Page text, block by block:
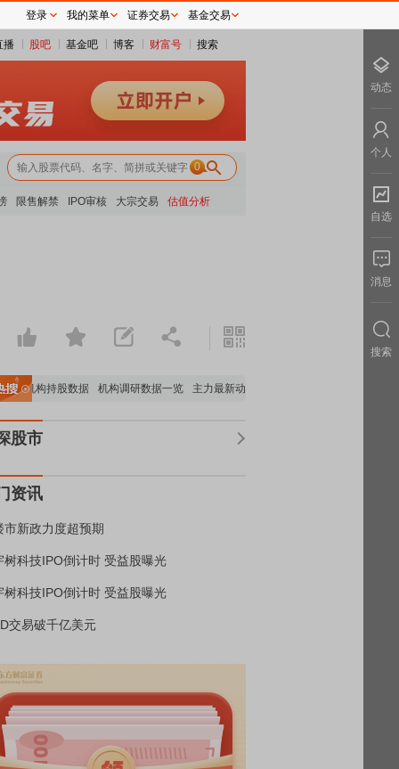
播 股吧 基金吧 博客 财富号 搜索
0
限售解禁 IPO审核 大宗交易 估值分析
机构持股数据 机构调研数据一览 主力最新动向
股市
资讯
市新政力度超预期
树科技IPO倒计时 受益股曝光
树科技IPO倒计时 受益股曝光
交易破千亿美元
登录 我的菜单 证券交易 基金交易
动态
个人
自选
消息
搜索